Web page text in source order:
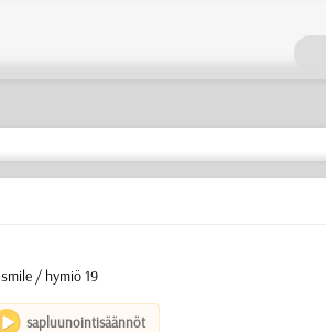
/ hymiö 19
sapluunointisäännöt